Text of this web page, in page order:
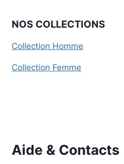
NOS COLLECTIONS
Collection Homme
Collection Femme
Aide & Contacts